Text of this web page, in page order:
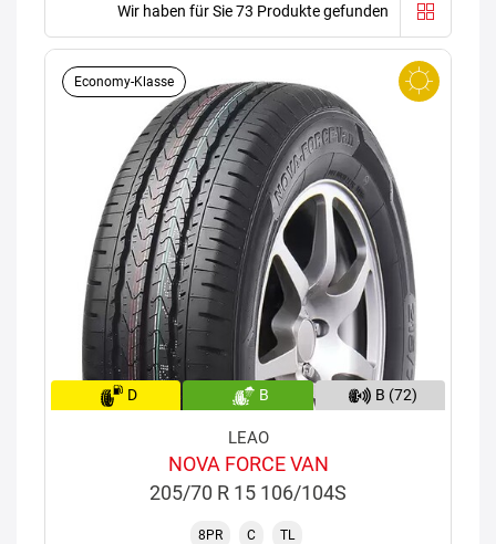
Wir haben für Sie 73 Produkte gefunden
Economy-Klasse
D B B (72)
LEAO
NOVA FORCE VAN
205/70 R 15 106/104S
8PR C TL